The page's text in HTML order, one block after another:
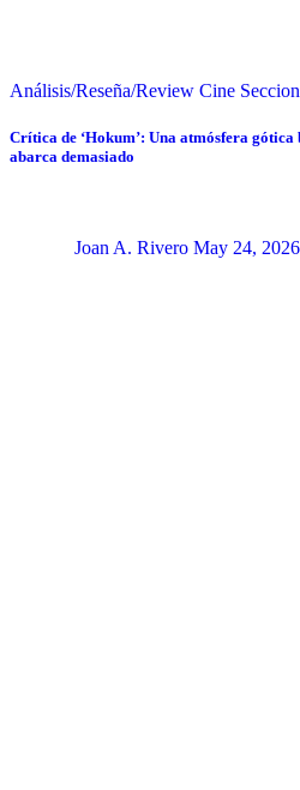
Análisis/Reseña/Review Cine
Crítica de ‘Hokum’: Una atmósfera
abarca demasiado
Joan A. Rivero May 24, 2026